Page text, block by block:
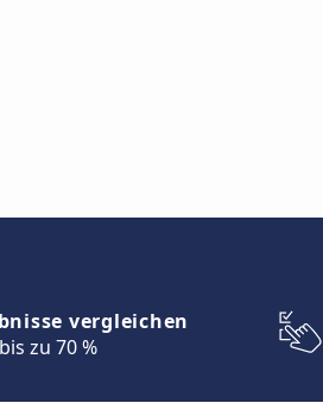
vergleichen
zu 70 %